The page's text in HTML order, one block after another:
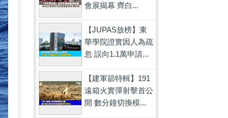
會展揭幕 齊白...
【JUPAS放榜】東
華學院證實因人為疏
忽 誤向1.1萬申請...
【建軍節特輯】191
遠箱火實彈射擊首公
開 數分鐘切換模...